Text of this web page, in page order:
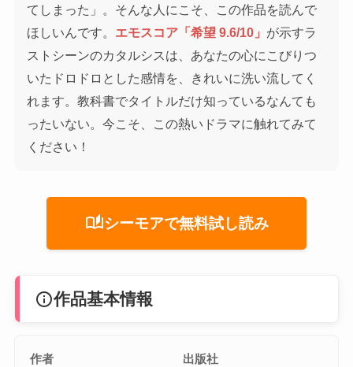
てしまった」。そんな人にこそ、この作品を読んで
ほしいんです。 エモスコア「希望 9.6/10」 が示すラ
ストシーンのカタルシスは、あなたの心にこびりつ
いたドロドロとした感情を、きれいに洗い流してく
れます。教科書でタイトルだけ知っているなんても
ったいない。今こそ、この熱いドラマに触れてみて
ください！
auto_storiesシーモアで無料試し読み
info作品基本情報
作者 出版社